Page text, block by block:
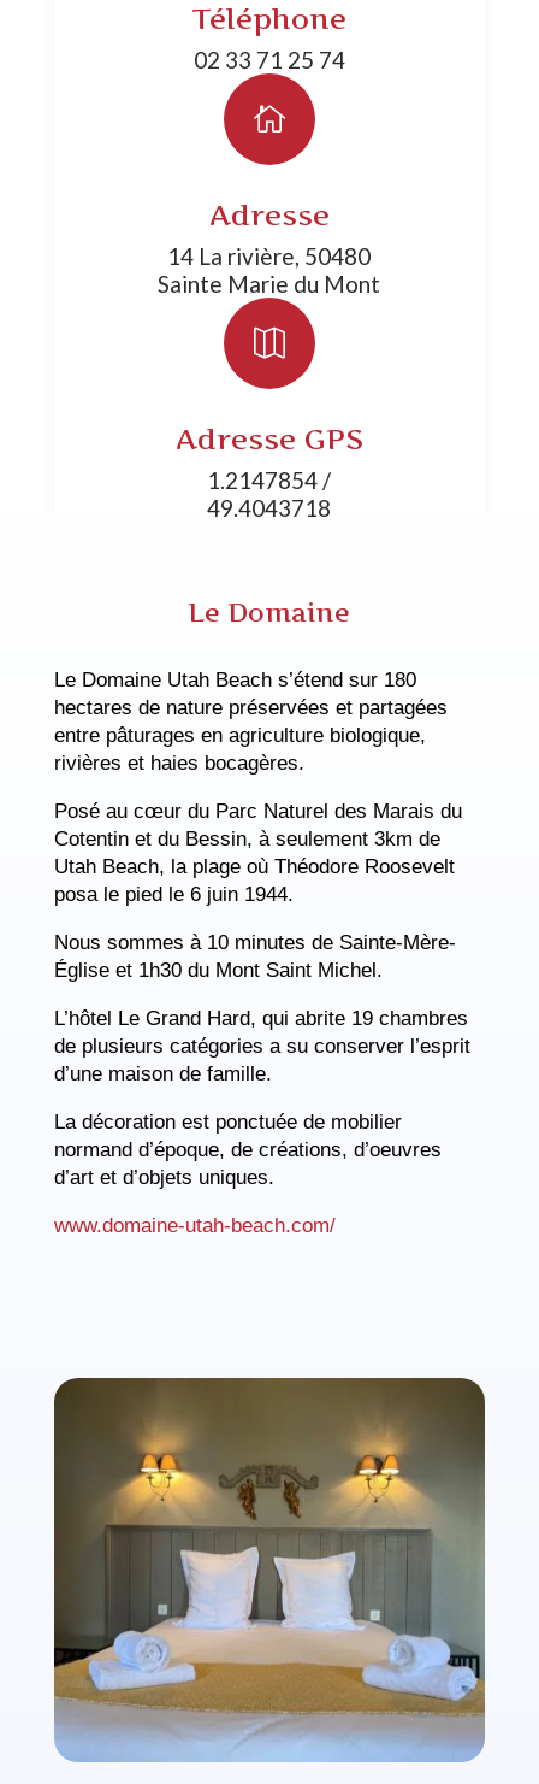
Téléphone
02 33 71 25 74

Adresse
14 La rivière, 50480
Sainte Marie du Mont

Adresse GPS
1.2147854 /
49.4043718
Le Domaine
Le Domaine Utah Beach s’étend sur 180
hectares de nature préservées et partagées
entre pâturages en agriculture biologique,
rivières et haies bocagères.
Posé au cœur du Parc Naturel des Marais du
Cotentin et du Bessin, à seulement 3km de
Utah Beach, la plage où Théodore Roosevelt
posa le pied le 6 juin 1944.
Nous sommes à 10 minutes de Sainte-Mère-
Église et 1h30 du Mont Saint Michel.
L’hôtel Le Grand Hard, qui abrite 19 chambres
de plusieurs catégories a su conserver l’esprit
d’une maison de famille.
La décoration est ponctuée de mobilier
normand d’époque, de créations, d’oeuvres
d’art et d’objets uniques.
www.domaine-utah-beach.com/